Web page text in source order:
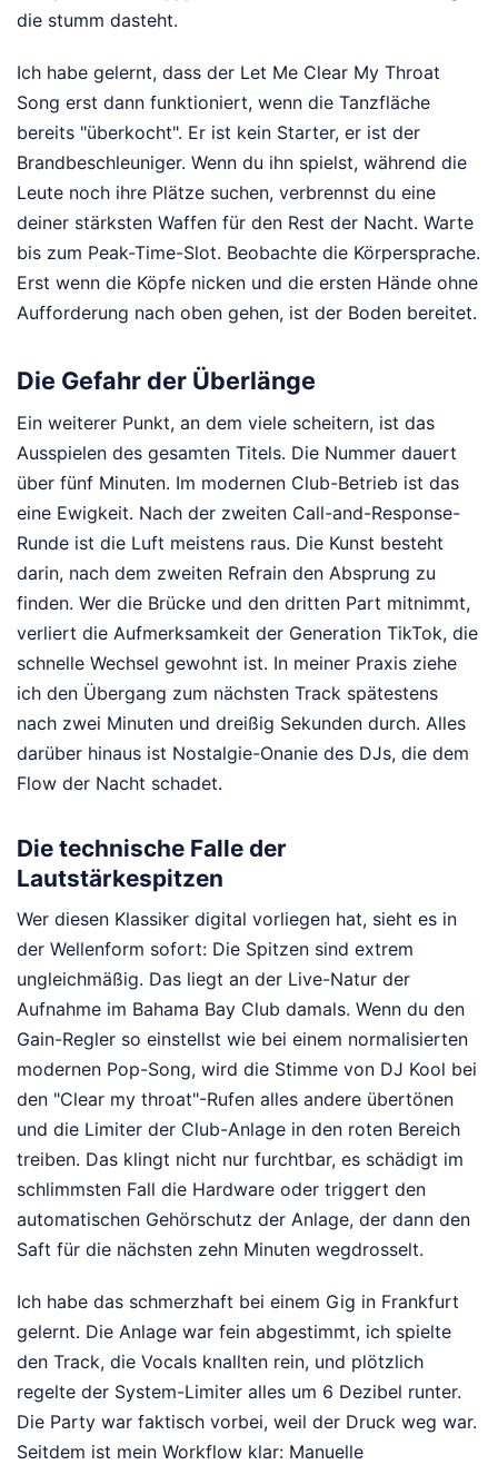
die stumm dasteht.
Ich habe gelernt, dass der Let Me Clear My Throat
Song erst dann funktioniert, wenn die Tanzfläche
bereits "überkocht". Er ist kein Starter, er ist der
Brandbeschleuniger. Wenn du ihn spielst, während die
Leute noch ihre Plätze suchen, verbrennst du eine
deiner stärksten Waffen für den Rest der Nacht. Warte
bis zum Peak-Time-Slot. Beobachte die Körpersprache.
Erst wenn die Köpfe nicken und die ersten Hände ohne
Aufforderung nach oben gehen, ist der Boden bereitet.
Die Gefahr der Überlänge
Ein weiterer Punkt, an dem viele scheitern, ist das
Ausspielen des gesamten Titels. Die Nummer dauert
über fünf Minuten. Im modernen Club-Betrieb ist das
eine Ewigkeit. Nach der zweiten Call-and-Response-
Runde ist die Luft meistens raus. Die Kunst besteht
darin, nach dem zweiten Refrain den Absprung zu
finden. Wer die Brücke und den dritten Part mitnimmt,
verliert die Aufmerksamkeit der Generation TikTok, die
schnelle Wechsel gewohnt ist. In meiner Praxis ziehe
ich den Übergang zum nächsten Track spätestens
nach zwei Minuten und dreißig Sekunden durch. Alles
darüber hinaus ist Nostalgie-Onanie des DJs, die dem
Flow der Nacht schadet.
Die technische Falle der
Lautstärkespitzen
Wer diesen Klassiker digital vorliegen hat, sieht es in
der Wellenform sofort: Die Spitzen sind extrem
ungleichmäßig. Das liegt an der Live-Natur der
Aufnahme im Bahama Bay Club damals. Wenn du den
Gain-Regler so einstellst wie bei einem normalisierten
modernen Pop-Song, wird die Stimme von DJ Kool bei
den "Clear my throat"-Rufen alles andere übertönen
und die Limiter der Club-Anlage in den roten Bereich
treiben. Das klingt nicht nur furchtbar, es schädigt im
schlimmsten Fall die Hardware oder triggert den
automatischen Gehörschutz der Anlage, der dann den
Saft für die nächsten zehn Minuten wegdrosselt.
Ich habe das schmerzhaft bei einem Gig in Frankfurt
gelernt. Die Anlage war fein abgestimmt, ich spielte
den Track, die Vocals knallten rein, und plötzlich
regelte der System-Limiter alles um 6 Dezibel runter.
Die Party war faktisch vorbei, weil der Druck weg war.
Seitdem ist mein Workflow klar: Manuelle